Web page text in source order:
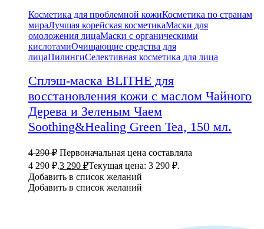
Косметика для проблемной кожиКосметика по странам
мираЛучшая корейская косметикаМаски для
омоложения лицаМаски с органическими
кислотамиОчищающие средства для
лицаПилингиСелективная косметика для лица
Сплэш-маска BLITHE для
восстановления кожи с маслом Чайного
Дерева и Зеленым Чаем
Soothing&Healing Green Tea, 150 мл.
4 290₽ Первоначальная цена составляла
4 290 ₽.3 290 ₽Текущая цена: 3 290 ₽.
Добавить в список желаний
Добавить в список желаний